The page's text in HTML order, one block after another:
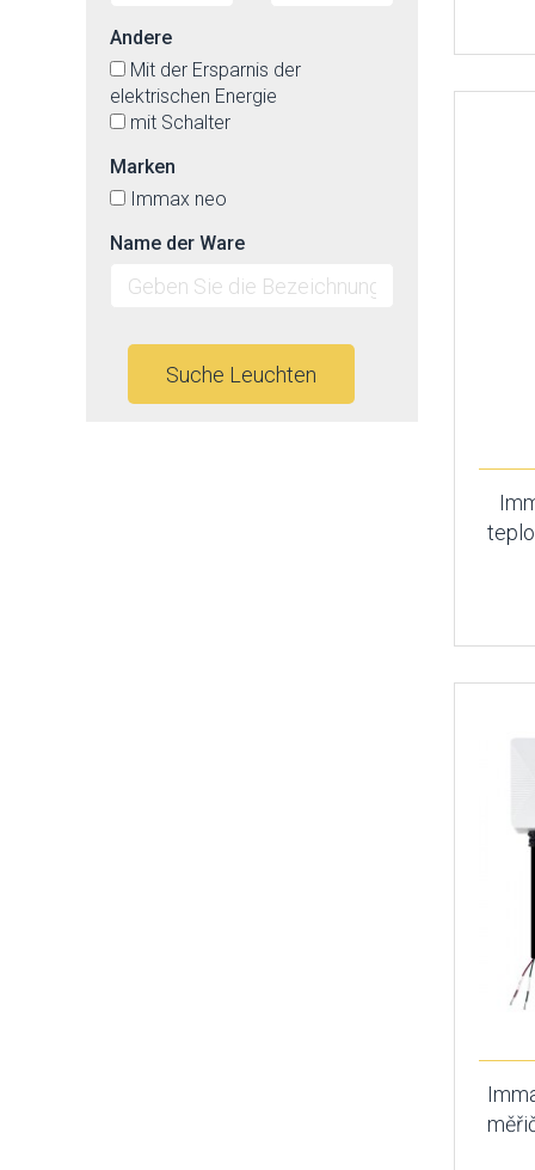
Andere
Mit der Ersparnis der
elektrischen Energie
mit Schalter
Marken
Immax neo
Name der Ware
Suche Leuchten